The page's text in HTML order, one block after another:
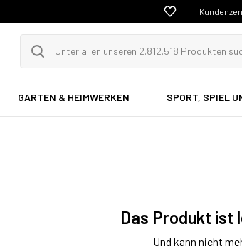
GARTEN & HEIMWERKEN SPORT, SPIEL
Das Produkt ist
Und kann nicht